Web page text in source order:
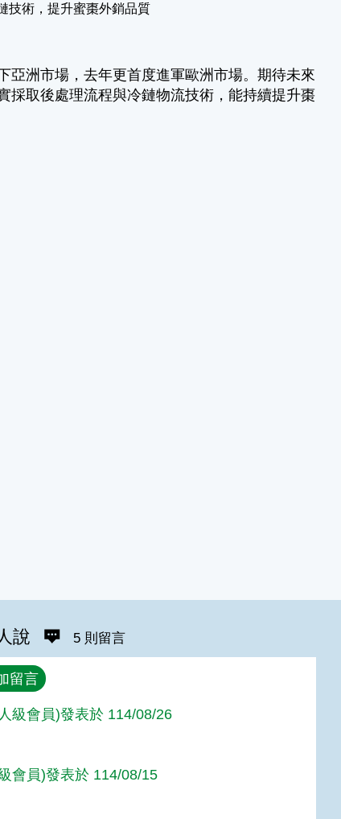
技術，提升蜜棗外銷品質
亞洲市場，去年更首度進軍歐洲市場。期待未來
採取後處理流程與冷鏈物流技術，能持續提升棗
說 5 則留言
留言
級會員)發表於 114/08/26
會員)發表於 114/08/15